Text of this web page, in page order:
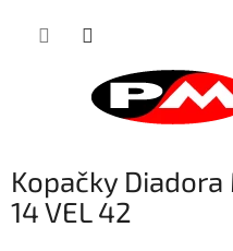
Kopačky Diadora
14 VEL 42